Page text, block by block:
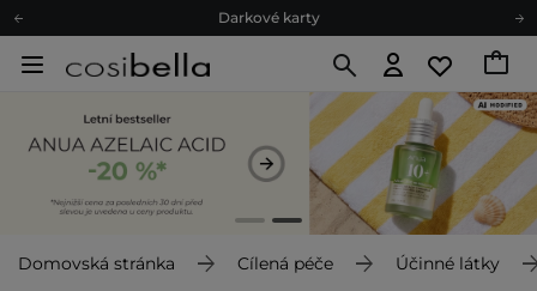
Darkové karty
Odeslání do 24 hod.
Darkové karty
Ekologické balení
Domovská stránka Cílená péče Účinné látky